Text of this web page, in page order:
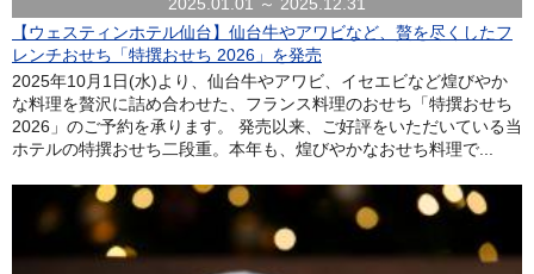
2025.01.01 ～ 2025.12.31
【ウェスティンホテル仙台】仙台牛やアワビなど、贅を尽くしたフ
レンチおせち「特撰おせち 2026」を発売
2025年10月1日(水)より、仙台牛やアワビ、イセエビなど煌びやか
な料理を贅沢に詰め合わせた、フランス料理のおせち「特撰おせち
2026」のご予約を承ります。 発売以来、ご好評をいただいている当
ホテルの特撰おせち二段重。本年も、煌びやかなおせち料理で...